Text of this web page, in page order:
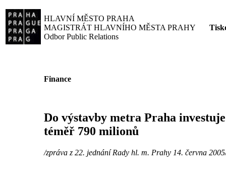
HLAVNÍ MĚSTO PRAHA
MAGISTRÁT HLAVNÍHO MĚSTA PRAHY
Odbor Public Relations
Finance
Do výstavby metra Praha
téměř 790 milionů
/zpráva z 22. jednání Rady hl. m. Prahy 14. června